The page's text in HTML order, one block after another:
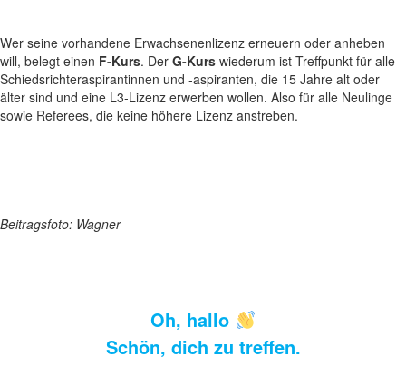
Wer seine vorhandene Erwachsenenlizenz erneuern oder anheben
will, belegt einen F-Kurs. Der G-Kurs wiederum ist Treffpunkt für alle
Schiedsrichteraspirantinnen und -aspiranten, die 15 Jahre alt oder
älter sind und eine L3-Lizenz erwerben wollen. Also für alle Neulinge
sowie Referees, die keine höhere Lizenz anstreben.
Beitragsfoto: Wagner
Oh, hallo
Schön, dich zu treffen.